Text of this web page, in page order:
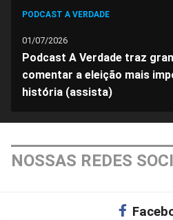
PODCAST A VERDADE
01/07/2026
Podcast A Verdade traz
comentar a eleição mais
história (assista)
NOSSAS REDES